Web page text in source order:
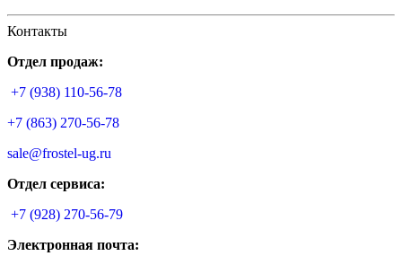
Контакты
Отдел продаж:
+7 (938) 110-56-78
+7 (863) 270-56-78
sale@frostel-ug.ru
Отдел сервиса:
+7 (928) 270-56-79
Электронная почта: